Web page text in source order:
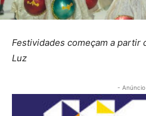
Festividades começam a partir
Luz
-